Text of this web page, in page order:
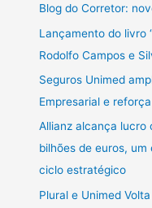
Blog do Corretor:
Lançamento do livro
Rodolfo Campos e
Seguros Unimed
Empresarial e
Allianz alcança lucro
bilhões de euros,
ciclo estratégico
Plural e Unimed